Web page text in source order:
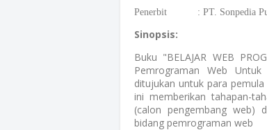
Penerbit : PT. Sonpedia
Sinopsis:
Buku "BELAJAR WEB
Pemrograman Web
ditujukan untuk para
ini memberikan tahapan-
(calon pengembang web)
bidang pemrograman web